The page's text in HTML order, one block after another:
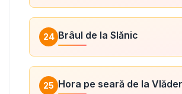
24 Brâul de la Slănic
25 Hora pe seară de la